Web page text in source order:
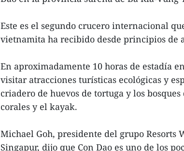
Este es el segundo crucero internacional
vietnamita ha recibido desde principios de
En aproximadamente 10 horas de estadía
visitar atracciones turísticas ecológicas y
criadero de huevos de tortuga y los
corales y el kayak.
Michael Goh, presidente del grupo Resorts
Singapur, dijo que Con Dao es uno de los